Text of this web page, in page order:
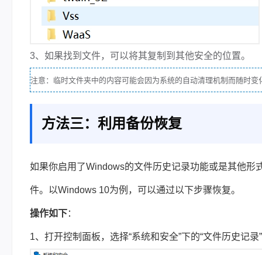
3、如果找到文件，可以将其复制到其他安全的位置。
注意：临时文件夹中的内容可能会因为系统的自动清理机制而随时
方法三：利用备份恢复
如果你启用了Windows的文件历史记录功能或是其他
件。以Windows 10为例，可以通过以下步骤恢复。
操作如下：
1、打开控制面板，选择“系统和安全”下的“文件历史记录